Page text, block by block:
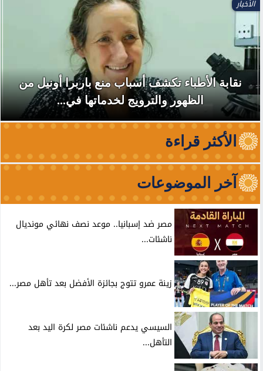
الأخبار
نقابة الأطباء تكشف أسباب منع باربرا أونيل من
الظهور والترويج لخدماتها في...
الأكثر قراءة
آخر الموضوعات
مصر ضد إسبانيا.. موعد نصف نهائي مونديال
ناشئات...
زينة عمرو تتوج بجائزة الأفضل بعد تأهل مصر...
السيسي يدعم ناشئات مصر لكرة اليد بعد
التأهل...